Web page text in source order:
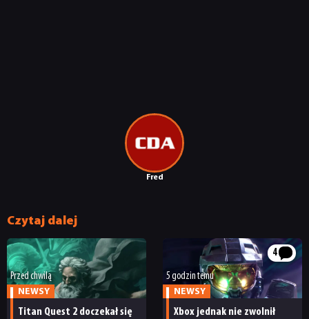
Fred
Czytaj dalej
Przed chwilą
NEWSY
Titan Quest 2 doczekał się
4
5 godzin temu
NEWSY
Xbox jednak nie zwolnił